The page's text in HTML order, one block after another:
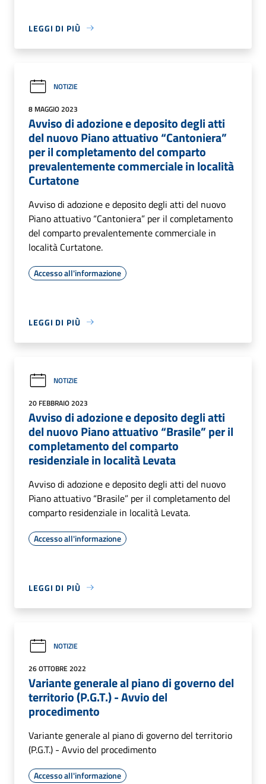
LEGGI DI PIÙ
NOTIZIE
8 MAGGIO 2023
Avviso di adozione e deposito degli atti
del nuovo Piano attuativo “Cantoniera”
per il completamento del comparto
prevalentemente commerciale in località
Curtatone
Avviso di adozione e deposito degli atti del nuovo
Piano attuativo “Cantoniera” per il completamento
del comparto prevalentemente commerciale in
località Curtatone.
Accesso all'informazione
LEGGI DI PIÙ
NOTIZIE
20 FEBBRAIO 2023
Avviso di adozione e deposito degli atti
del nuovo Piano attuativo “Brasile” per il
completamento del comparto
residenziale in località Levata
Avviso di adozione e deposito degli atti del nuovo
Piano attuativo “Brasile” per il completamento del
comparto residenziale in località Levata.
Accesso all'informazione
LEGGI DI PIÙ
NOTIZIE
26 OTTOBRE 2022
Variante generale al piano di governo del
territorio (P.G.T.) - Avvio del
procedimento
Variante generale al piano di governo del territorio
(P.G.T.) - Avvio del procedimento
Accesso all'informazione